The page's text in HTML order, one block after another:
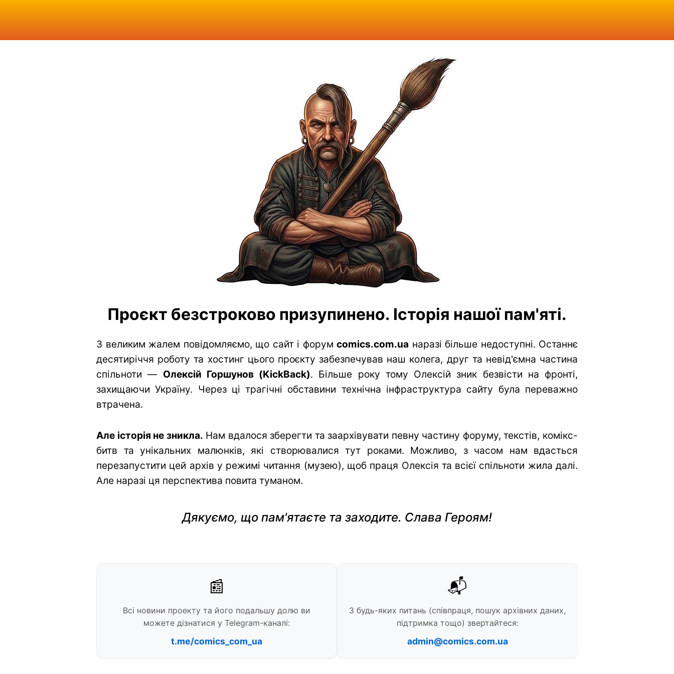
Проєкт безстроково призупинено. Історія нашої пам'яті.
З великим жалем повідомляємо, що сайт і форум comics.com.ua наразі більше недоступні. Останнє
десятиріччя роботу та хостинг цього проєкту забезпечував наш колега, друг та невід'ємна частина
спільноти — Олексій Горшунов (KickBack). Більше року тому Олексій зник безвісти на фронті,
захищаючи Україну. Через ці трагічні обставини технічна інфраструктура сайту була переважно
втрачена.
Але історія не зникла. Нам вдалося зберегти та заархівувати певну частину форуму, текстів, комікс-
битв та унікальних малюнків, які створювалися тут роками. Можливо, з часом нам вдасться
перезапустити цей архів у режимі читання (музею), щоб праця Олексія та всієї спільноти жила далі.
Але наразі ця перспектива повита туманом.
Дякуємо, що пам'ятаєте та заходите. Слава Героям!
📰
Всі новини проекту та його подальшу долю ви
можете дізнатися у Telegram-каналі:
t.me/comics_com_ua
📬
З будь-яких питань (співпраця, пошук архівних даних,
підтримка тощо) звертайтеся:
admin@comics.com.ua